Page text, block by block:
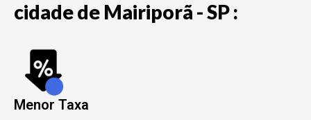
cidade de Mairiporã - SP :
Menor Taxa